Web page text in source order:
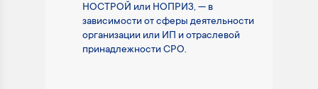
НОСТРОЙ или НОПРИЗ, — в
зависимости от сферы деятельности
организации или ИП и отраслевой
принадлежности СРО.